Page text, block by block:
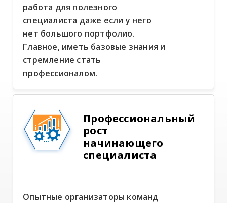
работа для полезного
специалиста даже если у него
нет большого портфолио.
Главное, иметь базовые знания и
стремление стать
профессионалом.
Профессиональный
рост
начинающего
специалиста
Опытные организаторы команд